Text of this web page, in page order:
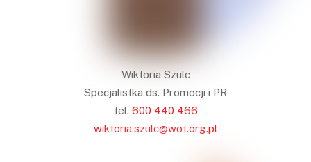
Wiktoria Szulc
Specjalistka ds. Promocji i PR
tel. 600 440 466
wiktoria.szulc@wot.org.pl